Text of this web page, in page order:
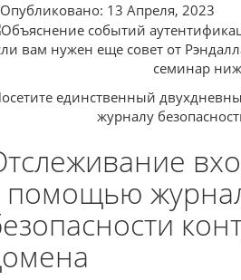
Опубликовано: 13 Апреля, 2023
вам нужен еще совет от
семинар
единственный
журналу
помощью